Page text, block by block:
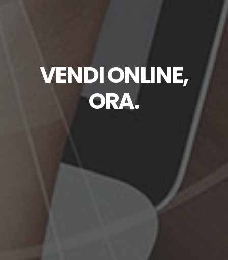
VENDI ONLINE,
ORA.